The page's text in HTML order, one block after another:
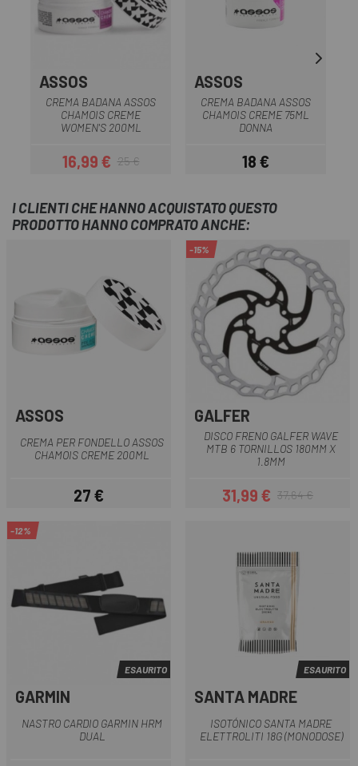
ASSOS
CREMA BADANA ASSOS
CHAMOIS CREME
WOMEN'S 200ML
Prezzo
16,99 €Prezzo base
25 €
ASSOS
CREMA BADANA ASSOS
CHAMOIS CREME 75ML
DONNA
Prezzo
18 €
I CLIENTI CHE HANNO ACQUISTATO QUESTO
PRODOTTO HANNO COMPRATO ANCHE:
ASSOS
CREMA PER FONDELLO ASSOS
CHAMOIS CREME 200ML
Prezzo
27 €
-15%
GALFER
DISCO FRENO GALFER WAVE
MTB 6 TORNILLOS 180MM X
1.8MM
Prezzo
31,99 €Prezzo base
37,64 €
-12%
ESAURITO
GARMIN
NASTRO CARDIO GARMIN HRM
DUAL
ESAURITO
SANTA MADRE
ISOTÓNICO SANTA MADRE
ELETTROLITI 18G (MONODOSE)